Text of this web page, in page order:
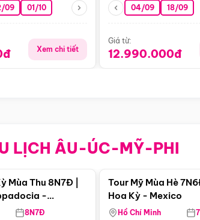
09 01/10
Xem chi tiết
04/09 18/09
Giá từ:
12.990.000đ
LỊCH ÂU-ÚC-MỸ-PHI
Điểm nổi bật
Mùa Thu 8N7Đ |
-
8N7Đ
Tour Mỹ Mùa Hè
Hoa Kỳ - Mexico
Hồ Chí Minh